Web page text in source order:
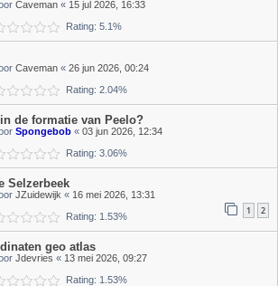
Caveman « 15 jul 2026, 16:33
Rating: 5.1%
Caveman « 26 jun 2026, 00:24
Rating: 2.04%
de formatie van Peelo?
Spongebob « 03 jun 2026, 12:34
Rating: 3.06%
Selzerbeek
JZuidewijk « 16 mei 2026, 13:31
1 2
Rating: 1.53%
geo atlas
Jdevries « 13 mei 2026, 09:27
Rating: 1.53%